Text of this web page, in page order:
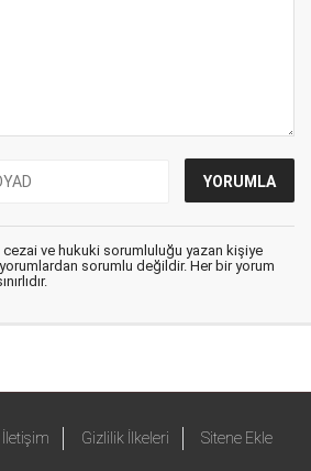
cezai ve hukuki sorumluluğu yazan kişiye
sorumlu değildir. Her bir yorum
İletişim Gizlilik İlkeleri Sitene Ekle